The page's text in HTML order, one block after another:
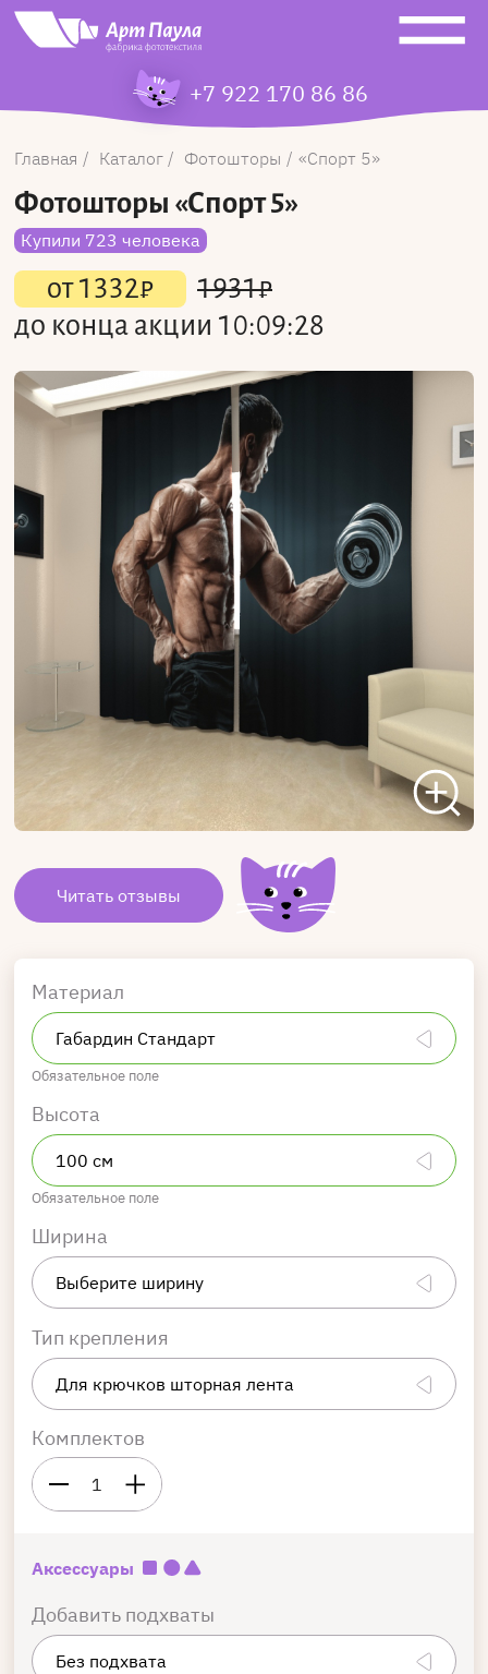
+7 922 170 86 86
Главная Каталог Фотошторы Спорт 5
Фотошторы «Спорт 5»
Купили 723 человека
от1332₽ 1931₽
до конца акции 10:09:28
Читать отзывы
Материал
Обязательное поле
Высота
Обязательное поле
Ширина
Тип крепления
Комплектов
1
Аксессуары
Добавить подхваты